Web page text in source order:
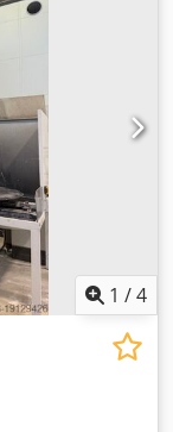
mano
aeronáutica y
del mundo.
1 /4